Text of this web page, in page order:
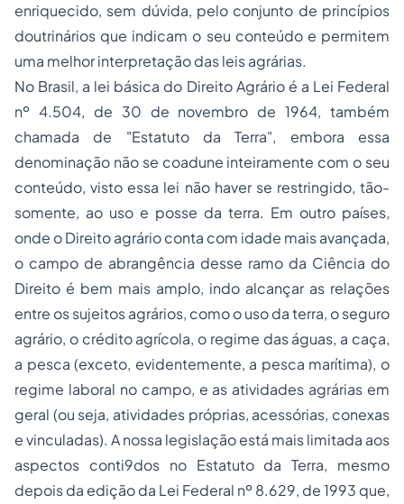
enriquecido, sem dúvida, pelo conjunto de princípios
doutrinários que indicam o seu conteúdo e permitem
uma melhor interpretação das leis agrárias.
No Brasil, a lei básica do Direito Agrário é a Lei Federal
nº 4.504, de 30 de novembro de 1964, também
chamada de "Estatuto da Terra", embora essa
denominação não se coadune inteiramente com o seu
conteúdo, visto essa lei não haver se restringido, tão-
somente, ao uso e posse da terra. Em outro países,
onde o Direito agrário conta com idade mais avançada,
o campo de abrangência desse ramo da Ciência do
Direito é bem mais amplo, indo alcançar as relações
entre os sujeitos agrários, como o uso da terra, oseguro
agrário, o crédito agrícola, o regime das águas, a caça,
a pesca (exceto, evidentemente, a pesca marítima), o
regime laboral no campo, e as atividades agrárias em
geral (ou seja, atividades próprias, acessórias, conexas
e vinculadas). A nossa legislação está mais limitada aos
aspectos conti9dos no Estatuto da Terra, mesmo
depois da edição da Lei Federal nº 8.629, de 1993 que,